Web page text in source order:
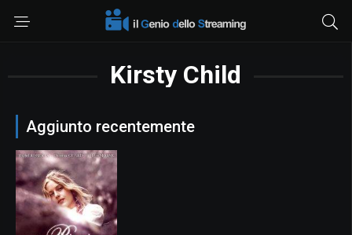
Kirsty Child
Aggiunto recentemente